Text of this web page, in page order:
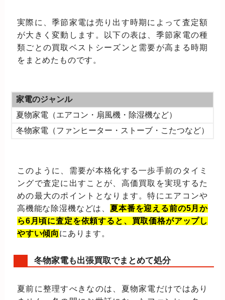
実際に、季節家電は売り出す時期によって査定額
が大きく変動します。以下の表は、季節家電の種
類ごとの買取ベストシーズンと需要が高まる時期
をまとめたものです。
家電のジャンル
夏物家電（エアコン・扇風機・除湿機など）
冬物家電（ファンヒーター・ストーブ・こたつなど）
このように、需要が本格化する一歩手前のタイミ
ングで査定に出すことが、高価買取を実現するた
めの最大のポイントとなります。特にエアコンや
高機能な除湿機などは、夏本番を迎える前の5月か
ら6月頃に査定を依頼すると、買取価格がアップし
やすい傾向 にあります。
冬物家電も出張買取でまとめて処分
夏前に整理すべきなのは、夏物家電だけではあり